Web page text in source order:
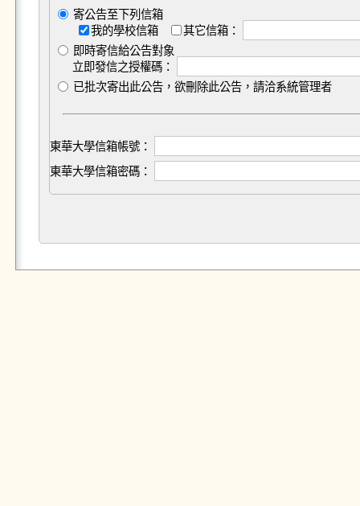
寄公告至下列信箱
我的學校信箱
其它信箱：
即時寄信給公告對象
立即發信之授權碼：
已批次寄出此公告，欲刪除此公告，請洽系統管理者
東華大學信箱帳號：
東華大學信箱密碼：